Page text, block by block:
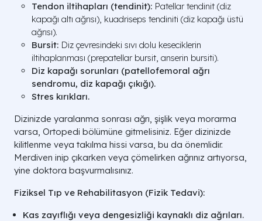
Tendon iltihapları (tendinit): Patellar tendinit (diz
kapağı altı ağrısı), kuadriseps tendiniti (diz kapağı üstü
ağrısı).
Bursit: Diz çevresindeki sıvı dolu keseciklerin
iltihaplanması (prepatellar bursit, anserin bursiti).
Diz kapağı sorunları (patellofemoral ağrı
sendromu, diz kapağı çıkığı).
Stres kırıkları.
Dizinizde yaralanma sonrası ağrı, şişlik veya morarma
varsa, Ortopedi bölümüne gitmelisiniz. Eğer dizinizde
kilitlenme veya takılma hissi varsa, bu da önemlidir.
Merdiven inip çıkarken veya çömelirken ağrınız artıyorsa,
yine doktora başvurmalısınız.
Fiziksel Tıp ve Rehabilitasyon (Fizik Tedavi):
Kas zayıflığı veya dengesizliği kaynaklı diz ağrıları.